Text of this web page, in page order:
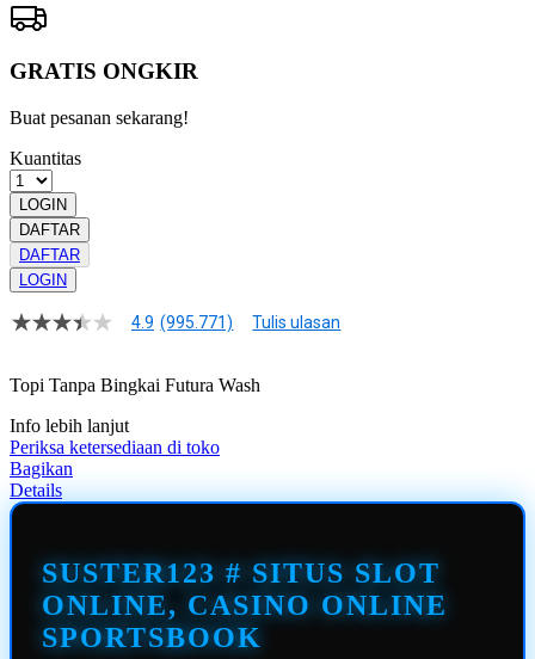
GRATIS ONGKIR
Buat pesanan sekarang!
Kuantitas
LOGIN
DAFTAR
DAFTAR
LOGIN
4.9
bintang,
rating
rata-
rata.
Read
13
Reviews.
halaman
yang
sama.
4.9 (995.771) Tulis ulasan
Topi Tanpa Bingkai Futura Wash
Info lebih lanjut
Periksa ketersediaan di toko
Bagikan
Details
SUSTER123 # SITUS SLOT
ONLINE, CASINO ONLINE
SPORTSBOOK